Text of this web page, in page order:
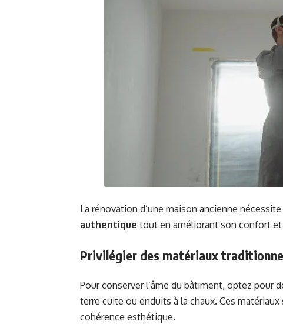
La rénovation d’une maison ancienne
authentique tout en améliorant son confort
Privilégier des matériaux
Pour conserver l’âme du bâtiment, optez pour
terre cuite ou enduits à la chaux. Ces
cohérence esthétique.